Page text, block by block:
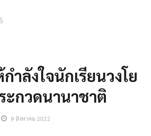
ำลังใจนักเรียนวงโย
ะกวดนานาชาติ
9 สิงหาคม 2022